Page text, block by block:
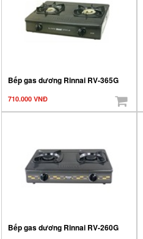
Bếp gas dương Rinnai RV-365G
710.000 VNĐ
Bếp gas dương Rinnai RV-260G